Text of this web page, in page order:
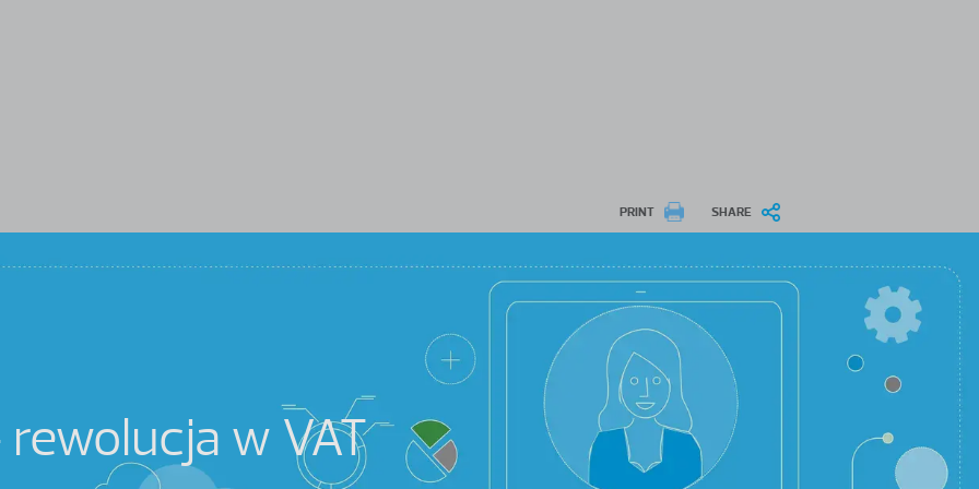
PRINT SHARE
w VAT